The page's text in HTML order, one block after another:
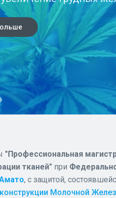
и антациды.
"Профессиональная
тканей" при
, с защитой,
Молочной